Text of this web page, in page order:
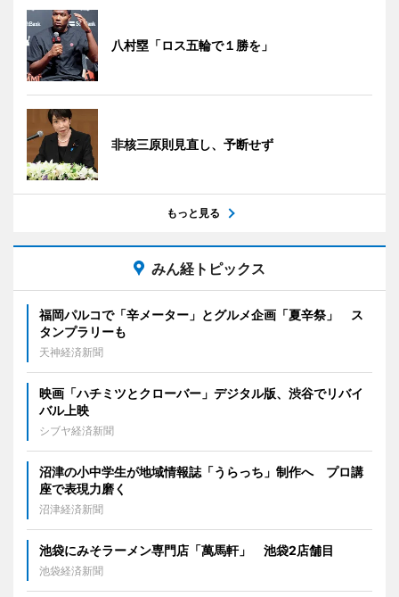
八村塁「ロス五輪で１勝を」
非核三原則見直し、予断せず
もっと見る
みん経トピックス
福岡パルコで「辛メーター」とグルメ企画「夏辛祭」 ス
タンプラリーも
天神経済新聞
映画「ハチミツとクローバー」デジタル版、渋谷でリバイ
バル上映
シブヤ経済新聞
沼津の小中学生が地域情報誌「うらっち」制作へ プロ講
座で表現力磨く
沼津経済新聞
池袋にみそラーメン専門店「萬馬軒」 池袋2店舗目
池袋経済新聞